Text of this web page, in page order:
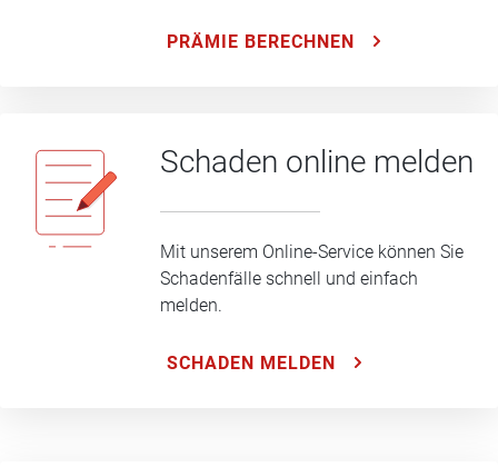
PRÄMIE BERECHNEN
Schaden online melden
Mit unserem Online-Service können Sie
Schadenfälle schnell und einfach
melden.
SCHADEN MELDEN